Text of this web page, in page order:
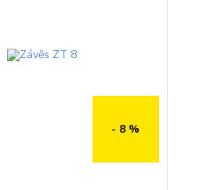
- 8 %